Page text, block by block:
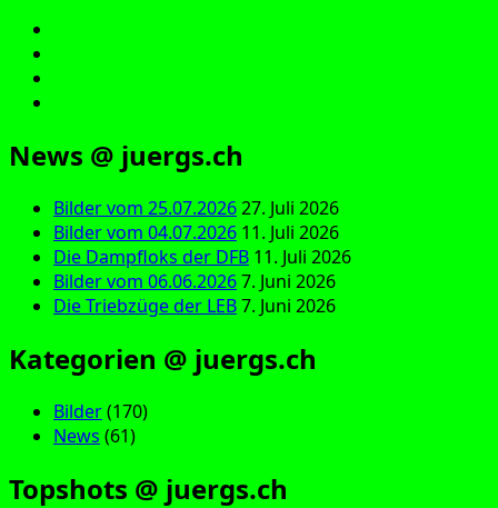
News @ juergs.ch
Bilder vom 25.07.202627. Juli 2026
Bilder vom 04.07.2026 11. Juli 2026
Die Dampfloks der DFB 11. Juli 2026
Bilder vom 06.06.20267. Juni 2026
Die Triebzüge der LEB7. Juni 2026
Kategorien @ juergs.ch
Bilder(170)
News (61)
Topshots @ juergs.ch